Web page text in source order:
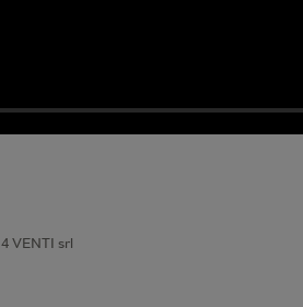
4 VENTI srl